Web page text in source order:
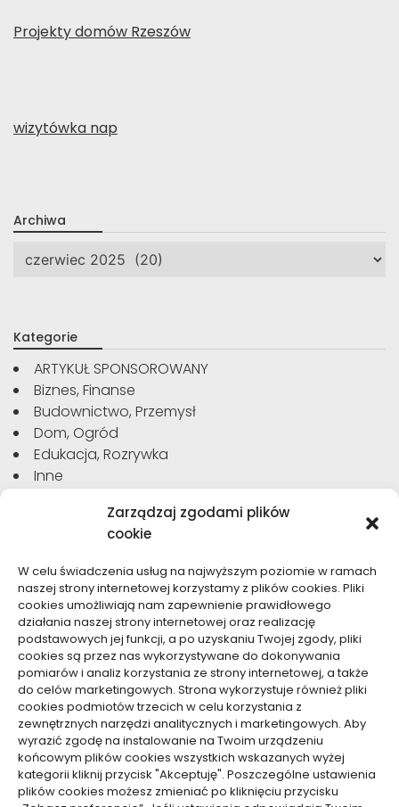
Zarządzaj zgodami plików
cookie
W celu świadczenia usług na najwyższym poziomie w ramach
naszej strony internetowej korzystamy z plików cookies. Pliki
cookies umożliwiają nam zapewnienie prawidłowego
działania naszej strony internetowej oraz realizację
podstawowych jej funkcji, a po uzyskaniu Twojej zgody, pliki
cookies są przez nas wykorzystywane do dokonywania
pomiarów i analiz korzystania ze strony internetowej, a także
do celów marketingowych. Strona wykorzystuje również pliki
cookies podmiotów trzecich w celu korzystania z
zewnętrznych narzędzi analitycznych i marketingowych. Aby
wyrazić zgodę na instalowanie na Twoim urządzeniu
końcowym plików cookies wszystkich wskazanych wyżej
kategorii kliknij przycisk "Akceptuję". Poszczególne ustawienia
plików cookies możesz zmieniać po kliknięciu przycisku
Projekty domów Rzeszów
wizytówka nap
Archiwa
Archiwa
Kategorie
ARTYKUŁ SPONSOROWANY
Biznes, Finanse
Budownictwo, Przemysł
Dom, Ogród
Edukacja, Rozrywka
Inne
Motoryzacja, Transport
Sport, Turystyka
Usługi
Zdrowie, Medycyna
Dolącz do nas
Lubisz pisać teksty i chciałbyś się podzielić swoją
wiedzą z innymi? Dołącz do nas już teraz. Podziel się
swoją wiedzą z innymi.